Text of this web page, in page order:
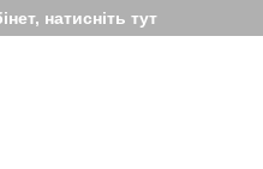
натисніть тут